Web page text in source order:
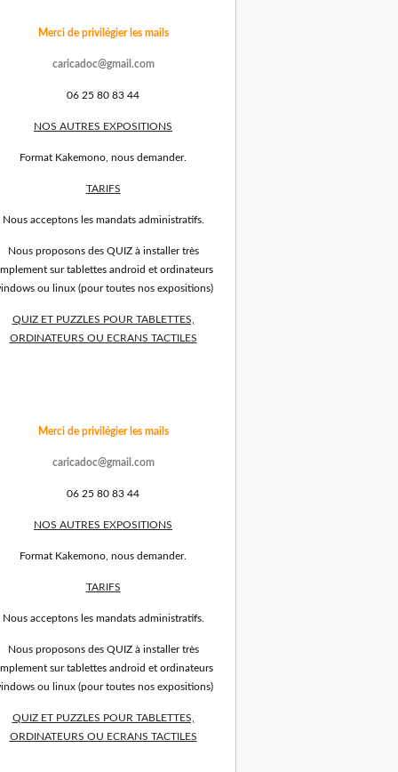
Merci de privilégier les mails
caricadoc@gmail.com
06 25 80 83 44
NOS AUTRES EXPOSITIONS
Format Kakemono, nous demander.
TARIFS
Nous acceptons les mandats administratifs.
Nous proposons des QUIZ à installer très
sur tablettes android et ordinateurs
ou linux (pour toutes nos expositions)
QUIZ ET PUZZLES POUR TABLETTES,
ORDINATEURS OU ECRANS TACTILES
Merci de privilégier les mails
caricadoc@gmail.com
06 25 80 83 44
NOS AUTRES EXPOSITIONS
Format Kakemono, nous demander.
TARIFS
Nous acceptons les mandats administratifs.
Nous proposons des QUIZ à installer très
sur tablettes android et ordinateurs
ou linux (pour toutes nos expositions)
QUIZ ET PUZZLES POUR TABLETTES,
ORDINATEURS OU ECRANS TACTILES